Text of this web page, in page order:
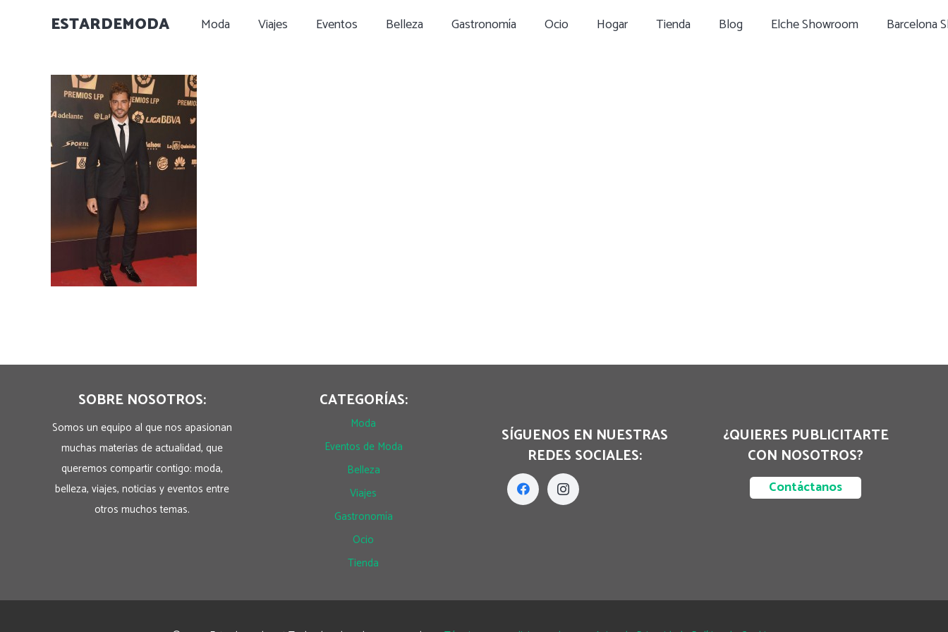
ESTARDEMODA Moda Viajes Eventos Belleza Gastronomía Ocio Hogar Tienda Blog Elche Showroom Barcelona
SOBRE NOSOTROS:
Somos un equipo al que nos apasionan
muchas materias de actualidad, que
queremos compartir contigo: moda,
belleza, viajes, noticias y eventos entre
otros muchos temas.
CATEGORÍAS:
Moda
Eventos de Moda
Belleza
Viajes
Gastronomía
Ocio
Tienda
SÍGUENOS EN NUESTRAS
REDES SOCIALES:
¿QUIERES PUBLICITARTE
CON NOSOTROS?
Contáctanos